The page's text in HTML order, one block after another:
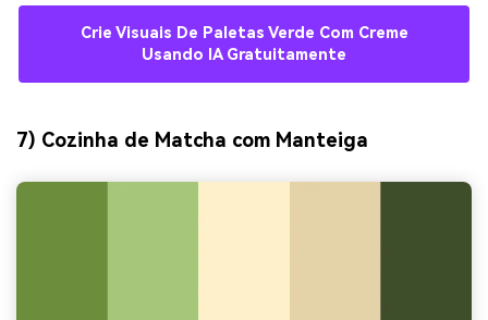
Crie Visuais De Paletas Verde Com Creme
Usando IA Gratuitamente
7) Cozinha de Matcha com Manteiga